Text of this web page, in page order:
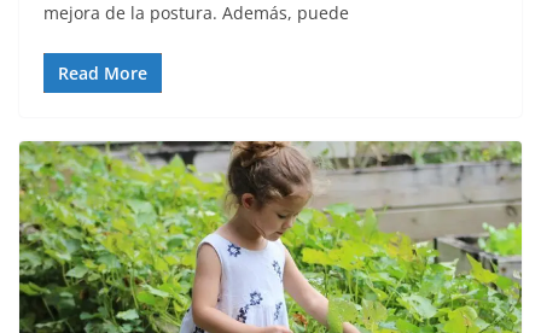
mejora de la postura. Además, puede
Read More